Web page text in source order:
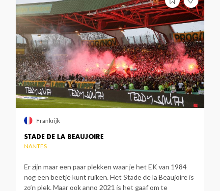
STADE DE LA BEAUJOIRE
NANTES
Er zijn maar een paar plekken waar je het EK van 1984
nog een beetje kunt ruiken. Het Stade de la Beaujoire is
zo’n plek. Maar ook anno 2021 is het gaaf om te
Frankrijk